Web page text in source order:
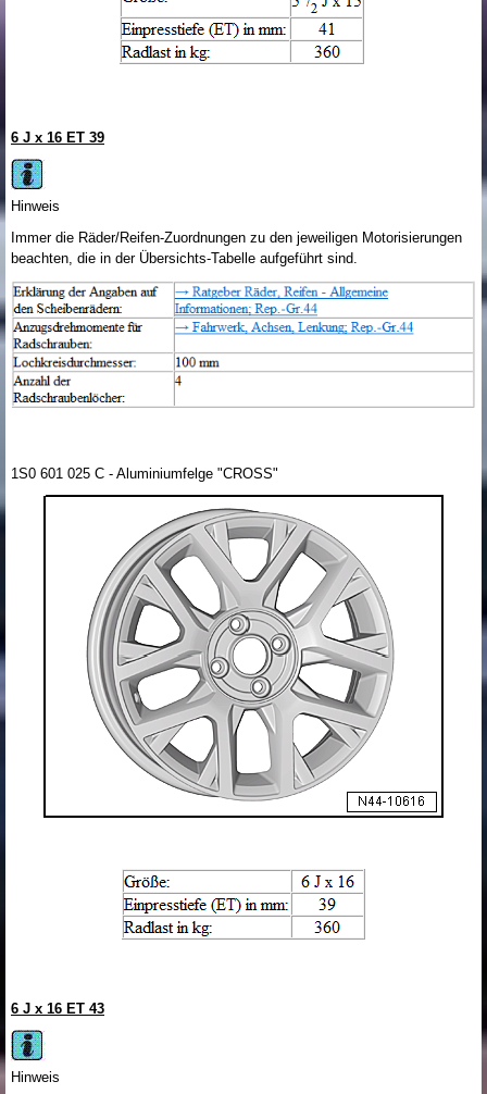
6 J x 16 ET 39
Hinweis
Immer die Räder/Reifen-Zuordnungen zu den jeweiligen Motorisierungen
beachten, die in der Übersichts-Tabelle aufgeführt sind.
1S0 601 025 C - Aluminiumfelge "CROSS"
6 J x 16 ET 43
Hinweis